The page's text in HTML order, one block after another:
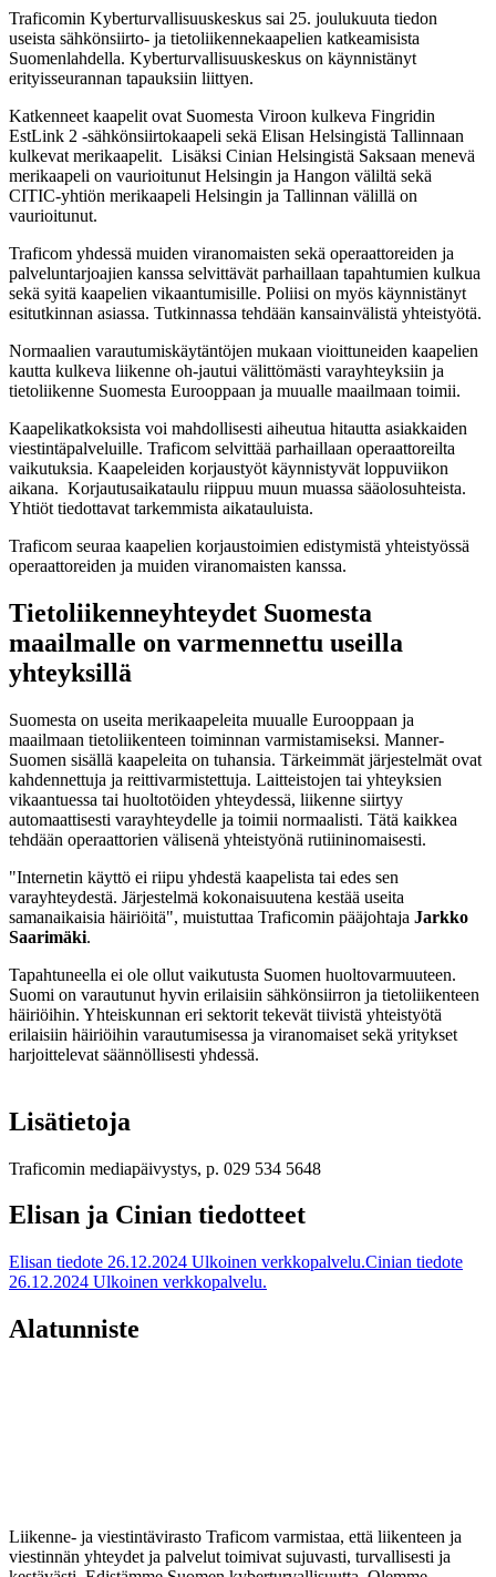
Traficomin Kyberturvallisuuskeskus sai 25. joulukuuta tiedon
useista sähkönsiirto- ja tietoliikennekaapelien katkeamisista
Suomenlahdella. Kyberturvallisuuskeskus on käynnistänyt
erityisseurannan tapauksiin liittyen.
Katkenneet kaapelit ovat Suomesta Viroon kulkeva Fingridin
EstLink 2 -sähkönsiirtokaapeli sekä Elisan Helsingistä Tallinnaan
kulkevat merikaapelit. Lisäksi Cinian Helsingistä Saksaan menevä
merikaapeli on vaurioitunut Helsingin ja Hangon väliltä sekä
CITIC-yhtiön merikaapeli Helsingin ja Tallinnan välillä on
vaurioitunut.
Traficom yhdessä muiden viranomaisten sekä operaattoreiden ja
palveluntarjoajien kanssa selvittävät parhaillaan tapahtumien kulkua
sekä syitä kaapelien vikaantumisille. Poliisi on myös käynnistänyt
esitutkinnan asiassa. Tutkinnassa tehdään kansainvälistä yhteistyötä.
Normaalien varautumiskäytäntöjen mukaan vioittuneiden kaapelien
kautta kulkeva liikenne oh-jautui välittömästi varayhteyksiin ja
tietoliikenne Suomesta Eurooppaan ja muualle maailmaan toimii.
Kaapelikatkoksista voi mahdollisesti aiheutua hitautta asiakkaiden
viestintäpalveluille. Traficom selvittää parhaillaan operaattoreilta
vaikutuksia. Kaapeleiden korjaustyöt käynnistyvät loppuviikon
aikana. Korjautusaikataulu riippuu muun muassa sääolosuhteista.
Yhtiöt tiedottavat tarkemmista aikatauluista.
Traficom seuraa kaapelien korjaustoimien edistymistä yhteistyössä
operaattoreiden ja muiden viranomaisten kanssa.
Tietoliikenneyhteydet Suomesta
maailmalle on varmennettu useilla
yhteyksillä
Suomesta on useita merikaapeleita muualle Eurooppaan ja
maailmaan tietoliikenteen toiminnan varmistamiseksi. Manner-
Suomen sisällä kaapeleita on tuhansia. Tärkeimmät järjestelmät ovat
kahdennettuja ja reittivarmistettuja. Laitteistojen tai yhteyksien
vikaantuessa tai huoltotöiden yhteydessä, liikenne siirtyy
automaattisesti varayhteydelle ja toimii normaalisti. Tätä kaikkea
tehdään operaattorien välisenä yhteistyönä rutiininomaisesti.
"Internetin käyttö ei riipu yhdestä kaapelista tai edes sen
varayhteydestä. Järjestelmä kokonaisuutena kestää useita
samanaikaisia häiriöitä", muistuttaa Traficomin pääjohtaja Jarkko
Saarimäki.
Tapahtuneella ei ole ollut vaikutusta Suomen huoltovarmuuteen.
Suomi on varautunut hyvin erilaisiin sähkönsiirron ja tietoliikenteen
häiriöihin. Yhteiskunnan eri sektorit tekevät tiivistä yhteistyötä
erilaisiin häiriöihin varautumisessa ja viranomaiset sekä yritykset
harjoittelevat säännöllisesti yhdessä.
Lisätietoja
Traficomin mediapäivystys, p. 029 534 5648
Elisan ja Cinian tiedotteet
Elisan tiedote 26.12.2024 Ulkoinen verkkopalvelu.Cinian tiedote
26.12.2024 Ulkoinen verkkopalvelu.
Alatunniste
Liikenne- ja viestintävirasto Traficom varmistaa, että liikenteen ja
viestinnän yhteydet ja palvelut toimivat sujuvasti, turvallisesti ja